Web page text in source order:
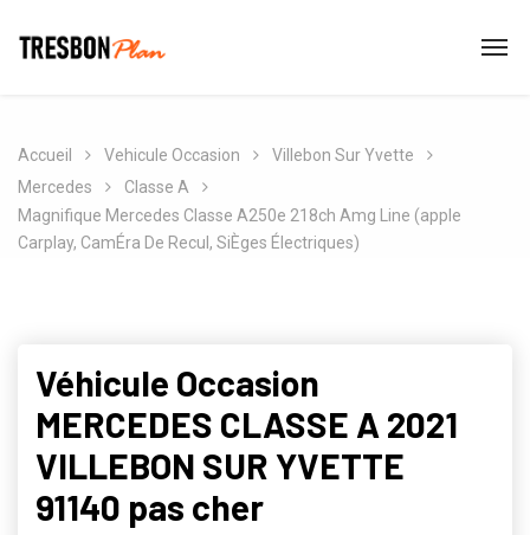
Accueil Vehicule Occasion
Villebon Sur Yvette
Mercedes
Classe A
Magnifique Mercedes Classe A250e 218ch Amg Line (apple
Carplay, CamÉra De Recul, SiÈges Électriques)
Véhicule Occasion
MERCEDES CLASSE A 2021
VILLEBON SUR YVETTE
91140 pas cher